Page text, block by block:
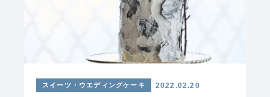
スイーツ・ウエディングケーキ 2022.02.20